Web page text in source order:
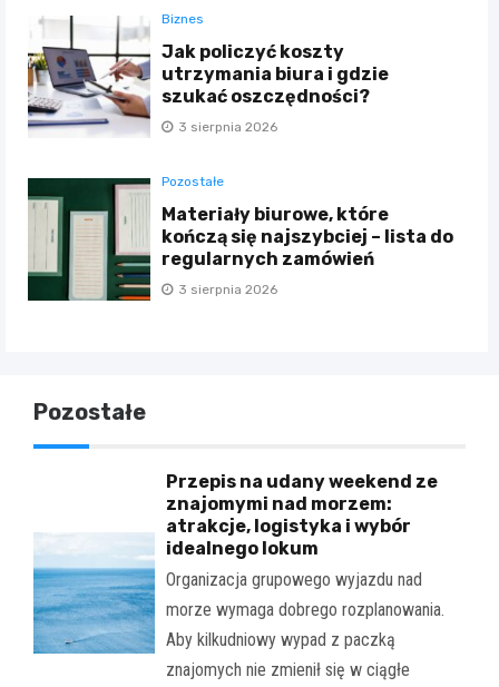
Biznes
Jak policzyć koszty
utrzymania biura i gdzie
szukać oszczędności?
3 sierpnia 2026
Pozostałe
Materiały biurowe, które
kończą się najszybciej – lista do
regularnych zamówień
3 sierpnia 2026
Pozostałe
Przepis na udany weekend ze
znajomymi nad morzem:
atrakcje, logistyka i wybór
idealnego lokum
Organizacja grupowego wyjazdu nad
morze wymaga dobrego rozplanowania.
Aby kilkudniowy wypad z paczką
znajomych nie zmienił się w ciągłe